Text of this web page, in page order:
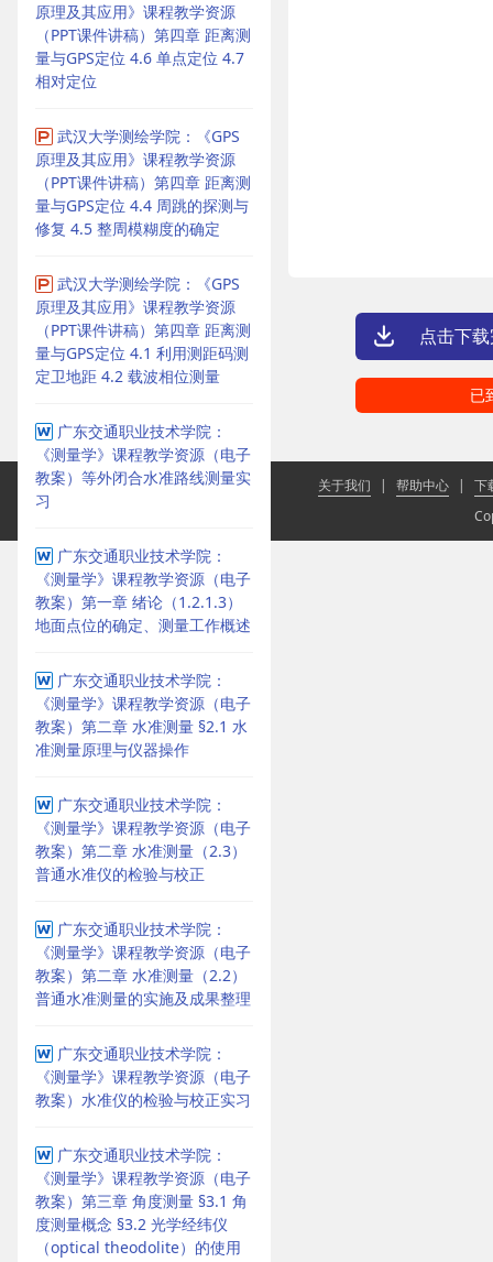
原理及其应用》课程教学资源
（PPT课件讲稿）第四章 距离测
量与GPS定位 4.6 单点定位 4.7
相对定位
武汉大学测绘学院：《GPS
原理及其应用》课程教学资源
（PPT课件讲稿）第四章 距离测
量与GPS定位 4.4 周跳的探测与
修复 4.5 整周模糊度的确定
武汉大学测绘学院：《GPS
原理及其应用》课程教学资源
（PPT课件讲稿）第四章 距离测
量与GPS定位 4.1 利用测距码测
定卫地距 4.2 载波相位测量
广东交通职业技术学院：
《测量学》课程教学资源（电子
教案）等外闭合水准路线测量实
习
广东交通职业技术学院：
《测量学》课程教学资源（电子
教案）第一章 绪论（1.2.1.3）
地面点位的确定、测量工作概述
广东交通职业技术学院：
《测量学》课程教学资源（电子
教案）第二章 水准测量 §2.1 水
准测量原理与仪器操作
广东交通职业技术学院：
《测量学》课程教学资源（电子
教案）第二章 水准测量（2.3）
普通水准仪的检验与校正
广东交通职业技术学院：
《测量学》课程教学资源（电子
教案）第二章 水准测量（2.2）
普通水准测量的实施及成果整理
广东交通职业技术学院：
《测量学》课程教学资源（电子
教案）水准仪的检验与校正实习
广东交通职业技术学院：
《测量学》课程教学资源（电子
教案）第三章 角度测量 §3.1 角
度测量概念 §3.2 光学经纬仪
（optical theodolite）的使用
点击下
已
关于我们 | 帮助中心 |
下